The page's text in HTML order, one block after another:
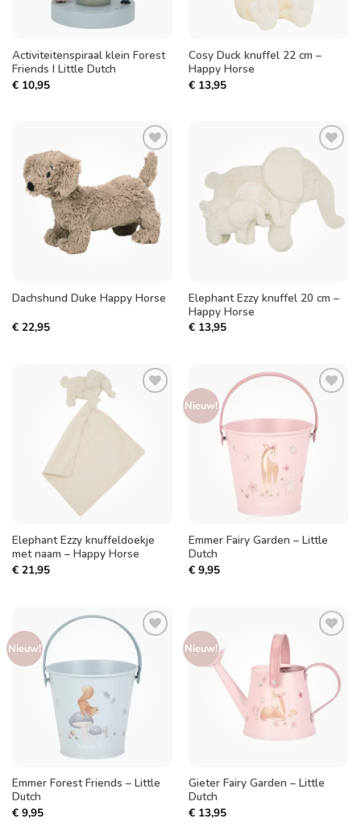
Activiteitenspiraal klein Forest
Friends I Little Dutch
€10,95
Cosy Duck knuffel 22 cm –
Happy Horse
€13,95
Toevoegen
aan
verlanglijst
Dachshund Duke Happy Horse
€22,95
Toevoegen
aan
verlanglijst
Elephant Ezzy knuffel 20 cm –
Happy Horse
€13,95
verlanglijst
Elephant Ezzy knuffeldoekje
met naam – Happy Horse
€21,95
Nieuw!
Toevoegen
aan
verlanglijst
Emmer Fairy Garden – Little
Dutch
€9,95
Nieuw!
Toevoegen
aan
verlanglijst
Emmer Forest Friends – Little
Dutch
€9,95
Nieuw!
verlanglijst
Gieter Fairy Garden – Little
Dutch
€13,95